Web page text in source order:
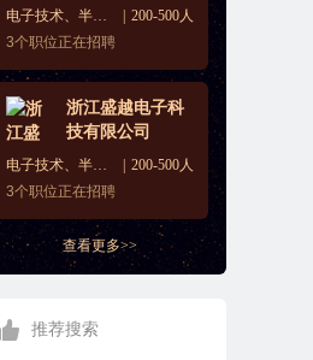
电子技术、半导体、集成电路
200-500人
3个职位正在招聘
浙江盛越电子科
技有限公司
电子技术、半导体、集成电路
200-500人
3个职位正在招聘
查看更多>>
推荐搜索